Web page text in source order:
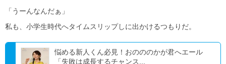
「うーんなんだぁ」
私も、小学生時代へタイムスリップしに出かけるつもりだ。
悩める新人くん必見！おのののかが君へエール
「失敗は成長するチャンス...